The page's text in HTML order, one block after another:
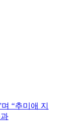
“추미애 지